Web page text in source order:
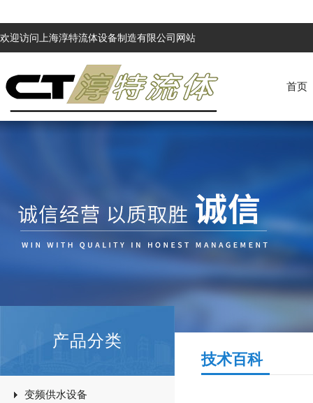
欢迎访问上海淳特流体设备制造有限公司网站
首页
产品分类
变频供水设备
技术百科